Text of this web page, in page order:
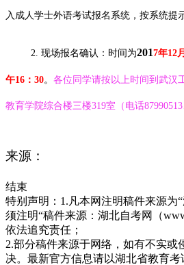
入成人学士外语考试报名系统，按系统提
2. 现场报名确认：时间为2017年12 月
午16 ： 30。 各位同学请按以上时间到武汉
教育学院综合楼三楼319室（电话87990513
来源：
结束
特别声明：1.凡本网注明稿件来源为
须注明“稿件来源：湖北自考网（
依法追究责任；
2.部分稿件来源于网络，如有不实或
决。最新官方信息请以湖北省教育考